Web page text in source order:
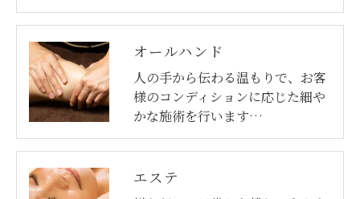
オールハンド
人の手から伝わる温もりで、お客
様のコンディションに応じた細や
かな施術を行います…
エステ